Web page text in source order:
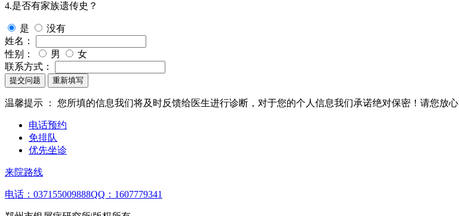
4.是否有家族遗传史？
是
没有
姓名：
性别：
男
女
联系方式：
提交问题 重新填写
温馨提示 ： 您所填的信息我们将及时反馈给医生进行诊断，对于您的个人信息我们承诺绝对保密！请您放心
电话预约
免排队
优先坐诊
来院路线
电话：037155009888QQ：1607779341